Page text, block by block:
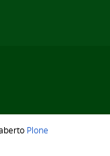
Plone